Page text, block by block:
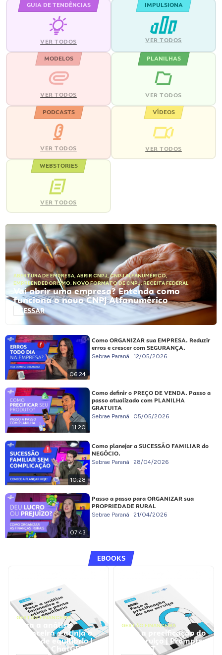
GUIA DE TENDÊNCIAS
VER TODOS
IMPULSIONA
VER TODOS
MODELOS
VER TODOS
PLANILHAS
VER TODOS
PODCASTS
VER TODOS
VÍDEOS
VER TODOS
WEBSTORIES
VER TODOS
ABERTURA DE EMPRESA, ABRIR CNPJ,CNPJ ALFANUMÉRICO,
EMPREENDEDORISMO, NOVO FORMATO DE CNPJ,RECEITA FEDERAL
Vai abrir uma empresa? Entenda como
funciona o novo CNPJ Alfanumérico
ACESSAR
06:24
Como ORGANIZAR sua EMPRESA. Reduzir
erros e crescer com SEGURANÇA.
Sebrae Paraná 12/05/2026
11:20
Como definir o PREÇO DE VENDA. Passo a
passo atualizado com PLANILHA
GRATUITA
Sebrae Paraná 05/05/2026
10:28
Como planejar a SUCESSÃO FAMILIAR do
NEGÓCIO.
Sebrae Paraná 28/04/2026
07:43
Passo a passo para ORGANIZAR sua
PROPRIEDADE RURAL
Sebrae Paraná 21/04/2026
EBOOKS
GESTÃO FINANCEIRA
Faça a análise
financeira e atinja o
ponto de equilíbrio |
Prompts ChatGPT
GESTÃO FINANCEIRA
Faça a precificação do
seu serviço | Prompts
ChatGPT